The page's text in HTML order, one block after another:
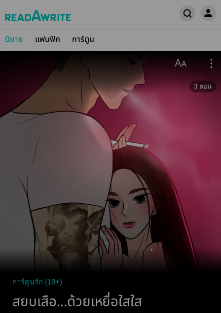
นิยาย แฟนฟิค การ์ตูน
3 ตอน
การ์ตูนรัก (18+)
สยบเสือ…ด้วยเหยื่อใสใส